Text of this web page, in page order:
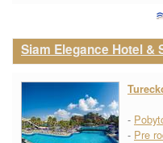
Siam Elegance Hotel &
-
- Pre